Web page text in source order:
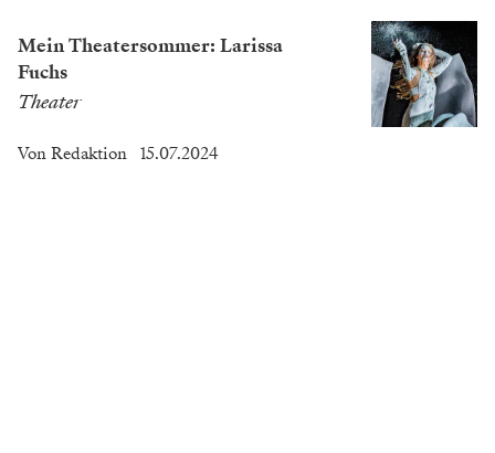
Mein Theatersommer: Larissa
Fuchs
Theater
Von Redaktion 15.07.2024